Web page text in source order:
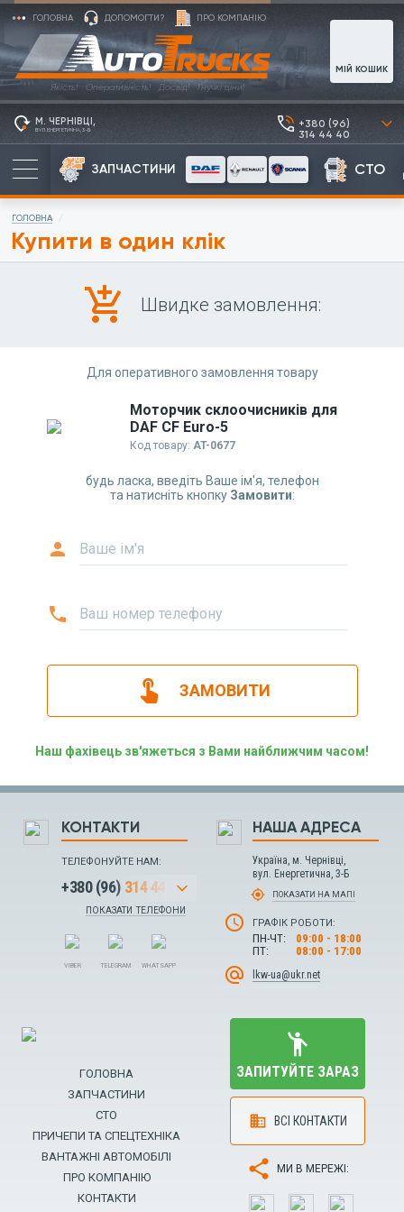
ГОЛОВНА ДОПОМОГТИ? ПРО КОМПАНІЮ
М. ЧЕРНІВЦІ,
ВУЛ. ЕНЕРГЕТИЧНА, 3-Б
Якість! Оперативність! Досвід! Гнучкі ціни!
+380 (96)
314 44 40
arrow_forward_ios
МІЙ КОШИК
ЗАПЧАСТИНИ СТО
ГОЛОВНА
Купити в один клік
add_shopping_cart Швидке замовлення:
Для оперативного замовлення товару
Моторчик склоочисників для
DAF CF Euro-5
Код товару: AT-0677
будь ласка, введіть Ваше ім'я, телефон
та натисніть кнопку Замовити:
person Ваше ім'я
phone Ваш номер телефону
touch_app ЗАМОВИТИ
Наш фахівець зв'яжеться з Вами найближчим часом!
ГОЛОВНА
ЗАПЧАСТИНИ
СТО
ПРИЧЕПИ ТА СПЕЦТЕХНІКА
ВАНТАЖНІ АВТОМОБІЛІ
ПРО КОМПАНІЮ
КОНТАКТИ
КОНТАКТИ
ТЕЛЕФОНУЙТЕ НАМ:
arrow_forward_ios
+380 (96) 314 44 40
ПОКАЗАТИ ТЕЛЕФОНИ
VIBER TELEGRAM WHATSAPP
НАША АДРЕСА
Україна, м. Чернівці,
вул. Енергетична, 3-Б
my_location ПОКАЗАТИ НА МАПІ
schedule ГРАФІК РОБОТИ:
ПН-ЧТ:
09:00 - 18:00
ПТ:
08:00 - 17:00
alternate_email lkw-ua@ukr.net
emoji_people
ЗАПИТУЙТЕ ЗАРАЗ
business ВСІ КОНТАКТИ
share МИ В МЕРЕЖІ: